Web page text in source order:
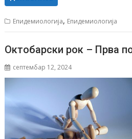
Епидемиологија, Епидемиологија
Октобарски рок – Прва
септембар 12, 2024